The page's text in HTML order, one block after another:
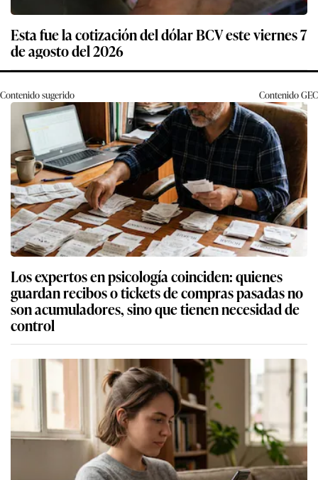
Esta fue la cotización del dólar BCV este viernes 7
de agosto del 2026
Contenido sugerido ContenidoGEC
Los expertos en psicología coinciden: quienes
guardan recibos o tickets de compras pasadas no
son acumuladores, sino que tienen necesidad de
control